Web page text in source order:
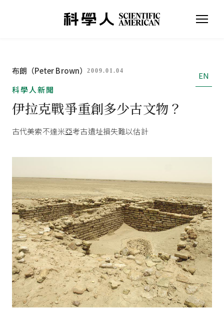
布朗（Peter Brown）2009.01.04
EN
科學人新聞
伊拉克戰爭重創多少古文物？
古代美索不達米亞考古遺址損失難以估計